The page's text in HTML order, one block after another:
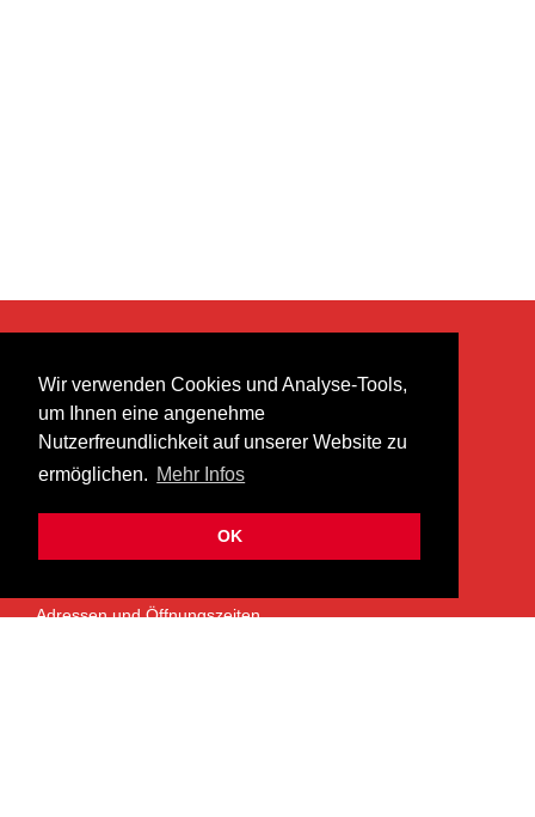
Wir verwenden Cookies und Analyse-Tools,
um Ihnen eine angenehme
Nutzerfreundlichkeit auf unserer Website zu
ermöglichen. Mehr Infos
OK
heer musik ag
Lättenstrasse 35
8952 Schlieren
info@heermusic.com
ÜBER UNS
Adressen und Öffnungszeiten